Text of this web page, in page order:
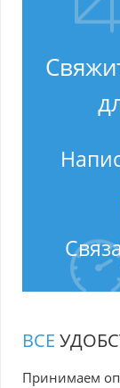
ВСЕ
Принимаем